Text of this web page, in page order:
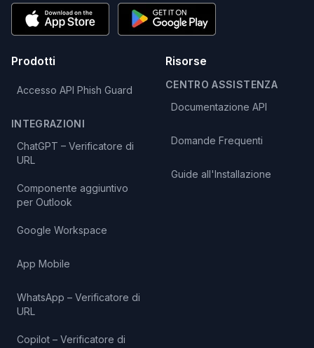
Prodotti
Accesso API Phish Guard
INTEGRAZIONI
ChatGPT – Verificatore di
URL
Componente aggiuntivo
per Outlook
Google Workspace
App Mobile
WhatsApp – Verificatore di
URL
Copilot – Verificatore di
Risorse
CENTRO ASSISTENZA
Documentazione API
Domande Frequenti
Guide all'Installazione